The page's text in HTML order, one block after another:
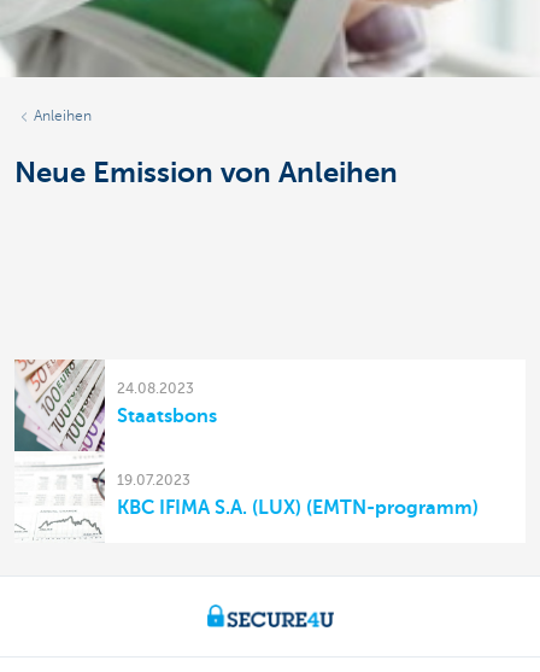
Anleihen
Neue Emission von Anleihen
24.08.2023
Staatsbons
19.07.2023
KBC IFIMA S.A. (LUX) (EMTN-programm)